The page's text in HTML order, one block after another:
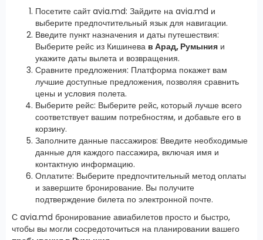
Посетите сайт avia.md: Зайдите на avia.md и
выберите предпочтительный язык для навигации.
Введите пункт назначения и даты путешествия:
Выберите рейс из Кишинева в Арад, Румыния и
укажите даты вылета и возвращения.
Сравните предложения: Платформа покажет вам
лучшие доступные предложения, позволяя сравнить
цены и условия полета.
Выберите рейс: Выберите рейс, который лучше всего
соответствует вашим потребностям, и добавьте его в
корзину.
Заполните данные пассажиров: Введите необходимые
данные для каждого пассажира, включая имя и
контактную информацию.
Оплатите: Выберите предпочтительный метод оплаты
и завершите бронирование. Вы получите
подтверждение билета по электронной почте.
С avia.md бронирование авиабилетов просто и быстро,
чтобы вы могли сосредоточиться на планировании вашего